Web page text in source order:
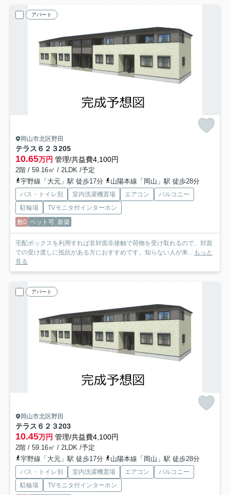
アパート
岡山市北区野田
テラス６２３205
10.65万円 管理/共益費4,100円
2階 / 59.16㎡ / 2LDK /予定
宇野線「大元」駅 徒歩17分
山陽本線「岡山」駅 徒歩28分
バス・トイレ別 室内洗濯機置場 エアコン
バルコニー
駐輪場
TVモニタ付インターホン
敷0 ペット可 新築
宅配ボックスを利用すれば非対面非接触で荷物を受け取れるので、対面
での受け渡しに抵抗がある方におすすめです。知らない人が来... もっと
見る
アパート
岡山市北区野田
テラス６２３203
10.45万円 管理/共益費4,100円
2階 / 59.16㎡ / 2LDK /予定
宇野線「大元」駅 徒歩17分
山陽本線「岡山」駅 徒歩28分
バス・トイレ別 室内洗濯機置場 エアコン
バルコニー
駐輪場
TVモニタ付インターホン